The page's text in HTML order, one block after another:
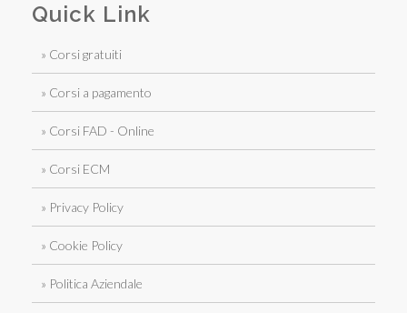
Quick Link
» Corsi gratuiti
» Corsi a pagamento
» Corsi FAD - Online
» Corsi ECM
» Privacy Policy
» Cookie Policy
» Politica Aziendale